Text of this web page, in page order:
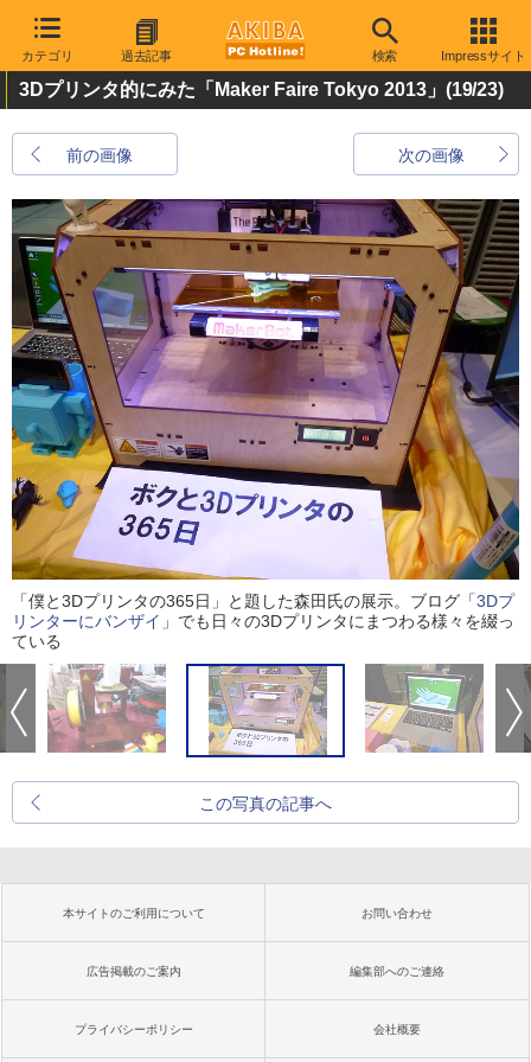
カテゴリ 過去記事 検索 Impressサイト
3Dプリンタ的にみた「Maker Faire Tokyo 2013」 (19/23)
前の画像 次の画像
「僕と3Dプリンタの365日」と題した森田氏の展示。ブログ「3Dプ
リンターにバンザイ 」でも日々の3Dプリンタにまつわる様々を綴っ
ている
この写真の記事へ
本サイトのご利用について お問い合わせ
広告掲載のご案内 編集部へのご連絡
プライバシーポリシー 会社概要